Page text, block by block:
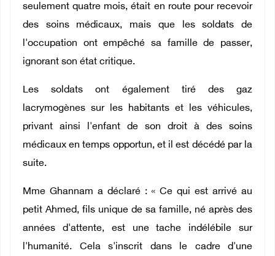
seulement quatre mois, était en route pour recevoir
des soins médicaux, mais que les soldats de
l'occupation ont empêché sa famille de passer,
ignorant son état critique.
Les soldats ont également tiré des gaz
lacrymogènes sur les habitants et les véhicules,
privant ainsi l'enfant de son droit à des soins
médicaux en temps opportun, et il est décédé par la
suite.
Mme Ghannam a déclaré : « Ce qui est arrivé au
petit Ahmed, fils unique de sa famille, né après des
années d'attente, est une tache indélébile sur
l'humanité. Cela s'inscrit dans le cadre d'une